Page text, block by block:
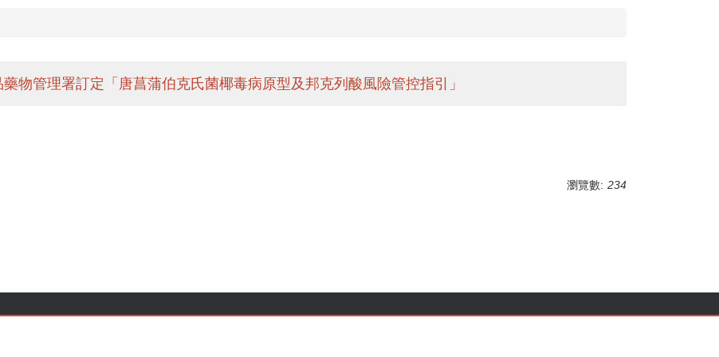
物管理署訂定「唐菖蒲伯克氏菌椰毒病原型及邦克列酸風險管控指引」
瀏覽數: 234